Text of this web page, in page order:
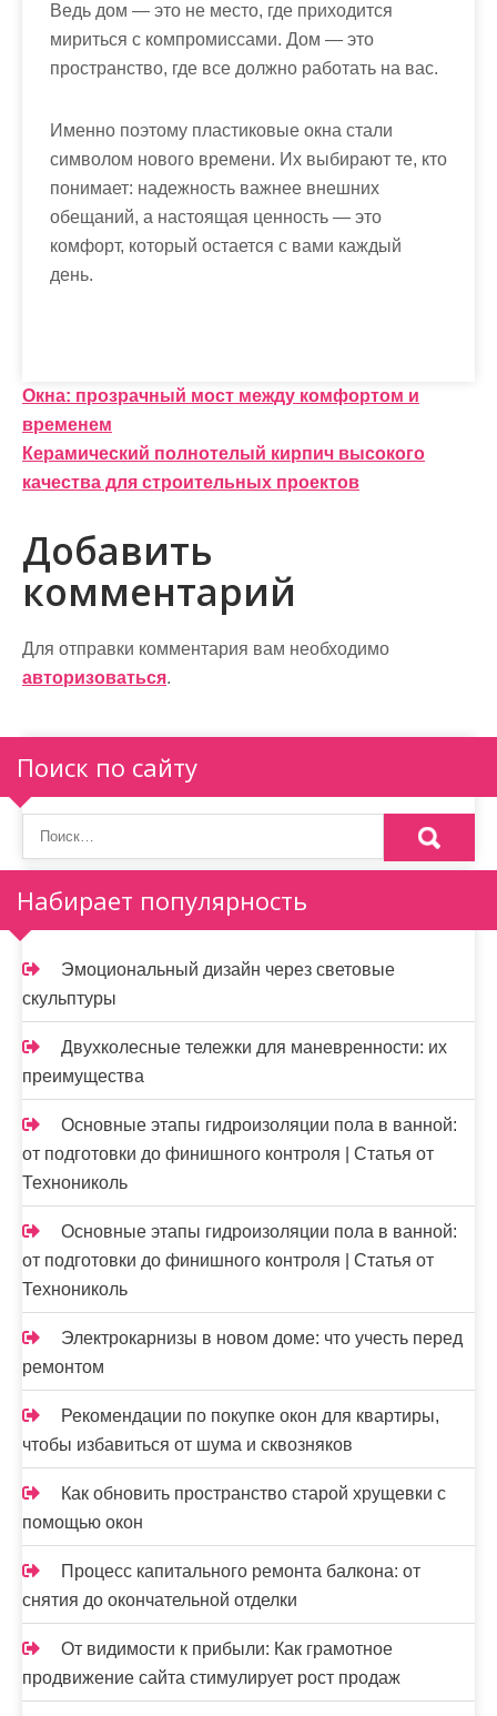
Ведь дом — это не место, где приходится
мириться с компромиссами. Дом — это
пространство, где все должно работать на вас.
Именно поэтому пластиковые окна стали
символом нового времени. Их выбирают те, кто
понимает: надежность важнее внешних
обещаний, а настоящая ценность — это
комфорт, который остается с вами каждый
день.
Н
а
в
и
г
а
ц
и
я
п
о
з
а
п
и
с
я
м
Окна: прозрачный мост между комфортом и
временем
Керамический полнотелый кирпич высокого
качества для строительных проектов
Добавить
комментарий
Для отправки комментария вам необходимо
авторизоваться.
Поиск по сайту
Набирает популярность
Эмоциональный дизайн через световые
скульптуры
Двухколесные тележки для маневренности: их
преимущества
Основные этапы гидроизоляции пола в ванной:
от подготовки до финишного контроля | Статья от
Технониколь
Основные этапы гидроизоляции пола в ванной:
от подготовки до финишного контроля | Статья от
Технониколь
Электрокарнизы в новом доме: что учесть перед
ремонтом
Рекомендации по покупке окон для квартиры,
чтобы избавиться от шума и сквозняков
Как обновить пространство старой хрущевки с
помощью окон
Процесс капитального ремонта балкона: от
снятия до окончательной отделки
От видимости к прибыли: Как грамотное
продвижение сайта стимулирует рост продаж